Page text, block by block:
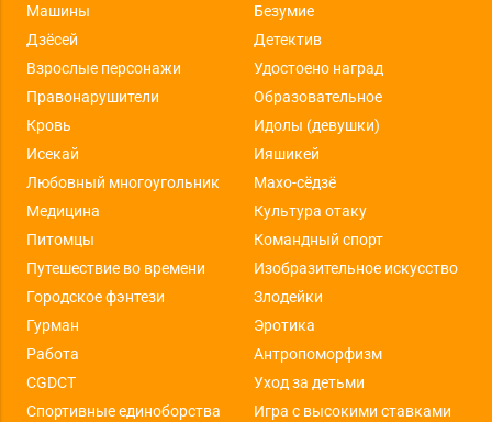
Машины
Безумие
Дзёсей
Детектив
Взрослые персонажи
Удостоено наград
Правонарушители
Образовательное
Кровь
Идолы (девушки)
Исекай
Ияшикей
Любовный многоугольник
Махо-сёдзё
Медицина
Культура отаку
Питомцы
Командный спорт
Путешествие во времени
Изобразительное искусство
Городское фэнтези
Злодейки
Гурман
Эротика
Работа
Антропоморфизм
CGDCT
Уход за детьми
Спортивные единоборства
Игра с высокими ставками